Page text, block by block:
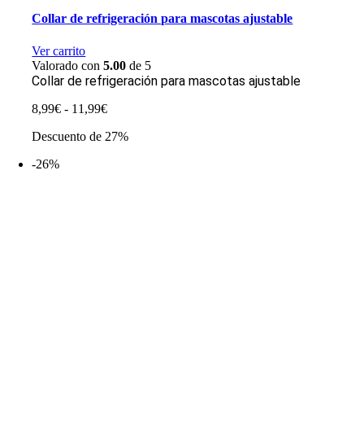
Collar de refrigeración para mascotas ajustable
Ver carrito
Valorado con5.00 de 5
Collar de refrigeración para mascotas ajustable
8,99€ - 11,99€Rango
precios:
Descuento de 27%
-26%